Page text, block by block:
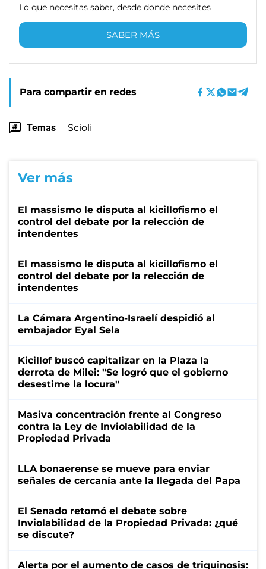
Lo que necesitas saber, desde donde necesites
SABER MÁS
Para compartir en redes
Temas Scioli
Ver más
El massismo le disputa al kicillofismo el
control del debate por la relección de
intendentes
El massismo le disputa al kicillofismo el
control del debate por la relección de
intendentes
La Cámara Argentino-Israelí despidió al
embajador Eyal Sela
Kicillof buscó capitalizar en la Plaza la
derrota de Milei: "Se logró que el gobierno
desestime la locura"
Masiva concentración frente al Congreso
contra la Ley de Inviolabilidad de la
Propiedad Privada
LLA bonaerense se mueve para enviar
señales de cercanía ante la llegada del Papa
El Senado retomó el debate sobre
Inviolabilidad de la Propiedad Privada: ¿qué
se discute?
Alerta por el aumento de casos de triquinosis: